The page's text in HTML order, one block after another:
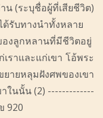
น (ระบุชื่อผู้ที่เสียชีวิต)
รับทางนำทั้งหลาย
องลูกหลานที่มีชีวิตอยู่
ราและแก่เขา โอ้พระ
ายหลุมฝังศพของเขา
าในนั้น (2) -------------
920